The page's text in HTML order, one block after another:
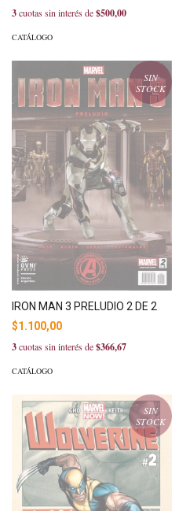
3cuotas sin interés de$500,00
CATÁLOGO
SIN
STOCK
IRON MAN 3 PRELUDIO 2 DE 2
$1.100,00
3cuotas sin interés de$366,67
CATÁLOGO
SIN
STOCK